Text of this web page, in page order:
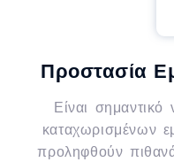
Προστασία
Είναι
καταχωρισμένων
προληφθούν